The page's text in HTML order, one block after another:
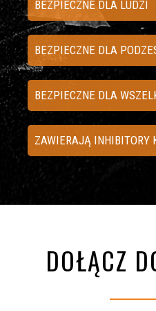
BEZPIECZNE DLA LUDZI
BEZPIECZNE DLA
ZAWIERAJĄ INHIBITORY
DOŁĄCZ